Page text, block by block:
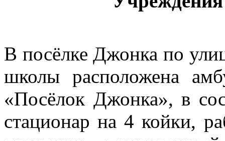
В посёлке Джонка по
школы расположена
«Посёлок Джонка», в
стационар на 4 койки,